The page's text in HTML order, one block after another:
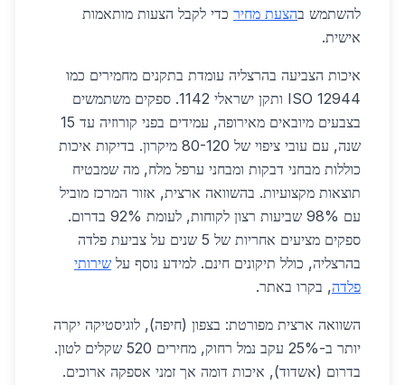
להשתמש בהצעת מחיר כדי לקבל הצעות מותאמות
אישית.
איכות הצביעה בהרצליה עומדת בתקנים מחמירים כמו
ISO 12944 ותקן ישראלי 1142. ספקים משתמשים
בצבעים מיובאים מאירופה, עמידים בפני קורוזיה עד 15
שנה, עם עובי ציפוי של 80-120 מיקרון. בדיקות איכות
כוללות מבחני דבקות ומבחני ערפל מלח, מה שמבטיח
תוצאות מקצועיות. בהשוואה ארצית, אזור המרכז מוביל
עם 98% שביעות רצון לקוחות, לעומת 92% בדרום.
ספקים מציעים אחריות של 5 שנים על צביעת פלדה
בהרצליה, כולל תיקונים חינם. למידע נוסף על שירותי
פלדה, בקרו באתר.
השוואה ארצית מפורטת: בצפון (חיפה), לוגיסטיקה יקרה
יותר ב-25% עקב נמל רחוק, מחירים 520 שקלים לטון.
בדרום (אשדוד), איכות דומה אך זמני אספקה ארוכים.